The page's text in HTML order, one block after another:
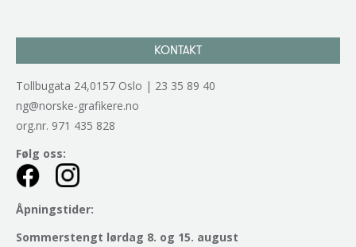
KONTAKT
Tollbugata 24,0157 Oslo | 23 35 89 40
ng@norske-grafikere.no
org.nr. 971 435 828
Følg oss:
Åpningstider:
Sommerstengt lørdag 8. og 15. august